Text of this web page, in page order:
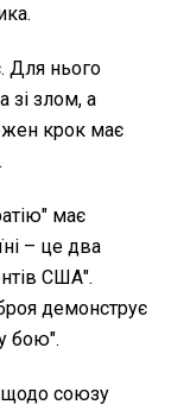
Для нього
зі злом, а
крок має
має
– це два
США".
демонструє
бою".
щодо союзу